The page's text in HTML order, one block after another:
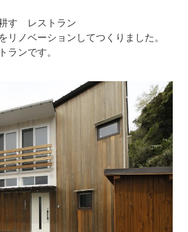
す レストラン
リノベーションしてつくりました。
ランです。